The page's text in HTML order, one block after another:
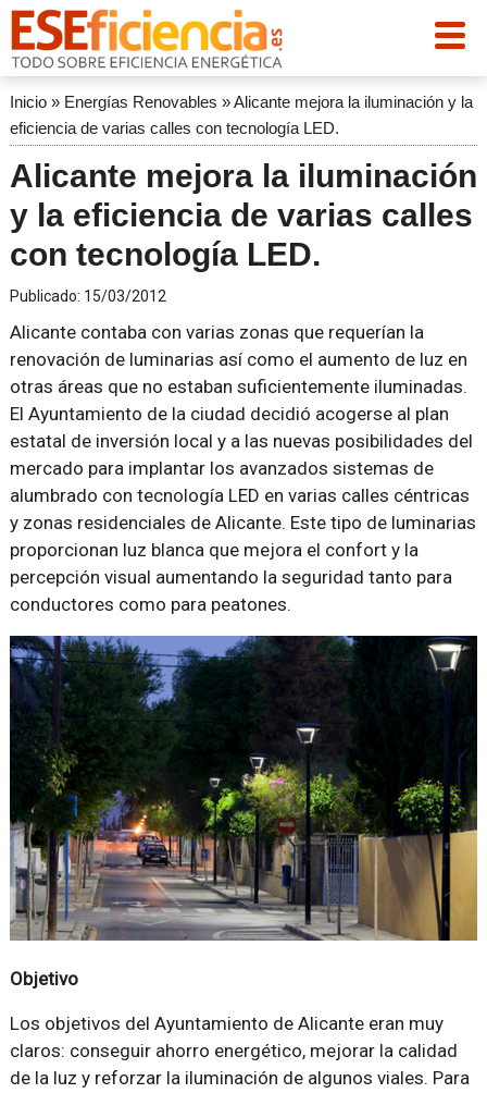
Inicio» Energías Renovables »Alicante mejora la iluminación y la
eficiencia de varias calles con tecnología LED.
Alicante mejora la iluminación
y la eficiencia de varias calles
con tecnología LED.
Publicado: 15/03/2012
Alicante contaba con varias zonas que requerían la
renovación de luminarias así como el aumento de luz en
otras áreas que no estaban suficientemente iluminadas.
El Ayuntamiento de la ciudad decidió acogerse al plan
estatal de inversión local y a las nuevas posibilidades del
mercado para implantar los avanzados sistemas de
alumbrado con tecnología LED en varias calles céntricas
y zonas residenciales de Alicante. Este tipo de luminarias
proporcionan luz blanca que mejora el confort y la
percepción visual aumentando la seguridad tanto para
conductores como para peatones.
Objetivo
Los objetivos del Ayuntamiento de Alicante eran muy
claros: conseguir ahorro energético, mejorar la calidad
de la luz y reforzar la iluminación de algunos viales. Para